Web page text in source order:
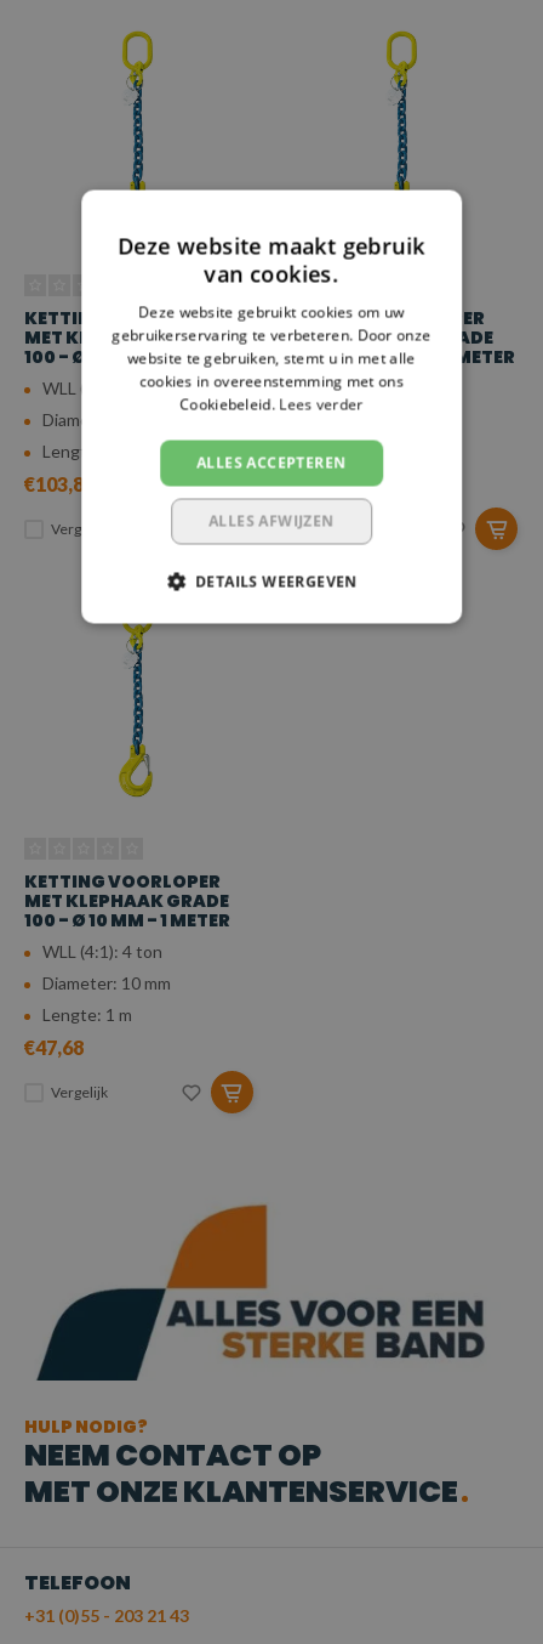
KETTING VOORLOPER
MET KLEPHAAK GRADE
100 - Ø 10 MM - 5 METER
WLL (4:1): 4 ton
Diameter: 10 mm
Lengte: 5 m
€103,84
Vergelijk
KETTING VOORLOPER
MET KLEPHAAK GRADE
100 - Ø 10 MM - 3,5 METER
WLL (4:1): 4 ton
Lengte: 3,5 m
€88,28
Vergelijk
KETTING VOORLOPER
MET KLEPHAAK GRADE
100 - Ø 10 MM - 1 METER
WLL (4:1): 4 ton
Diameter: 10 mm
Lengte: 1 m
€47,68
Vergelijk
HULP NODIG?
NEEM CONTACT OP
MET ONZE KLANTENSERVICE
TELEFOON
+31 (0)55 - 203 21 43
Deze website maakt gebruik
van cookies.
Deze website gebruikt cookies om uw
gebruikerservaring te verbeteren. Door onze
website te gebruiken, stemt u in met alle
cookies in overeenstemming met ons
Cookiebeleid. Lees verder
ALLES ACCEPTEREN
ALLES AFWIJZEN
DETAILS WEERGEVEN